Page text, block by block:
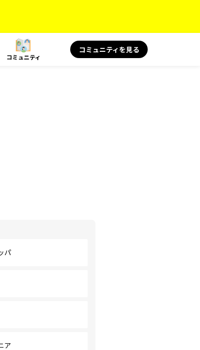
コミュニティ
コミュニティを見る
パ
ア